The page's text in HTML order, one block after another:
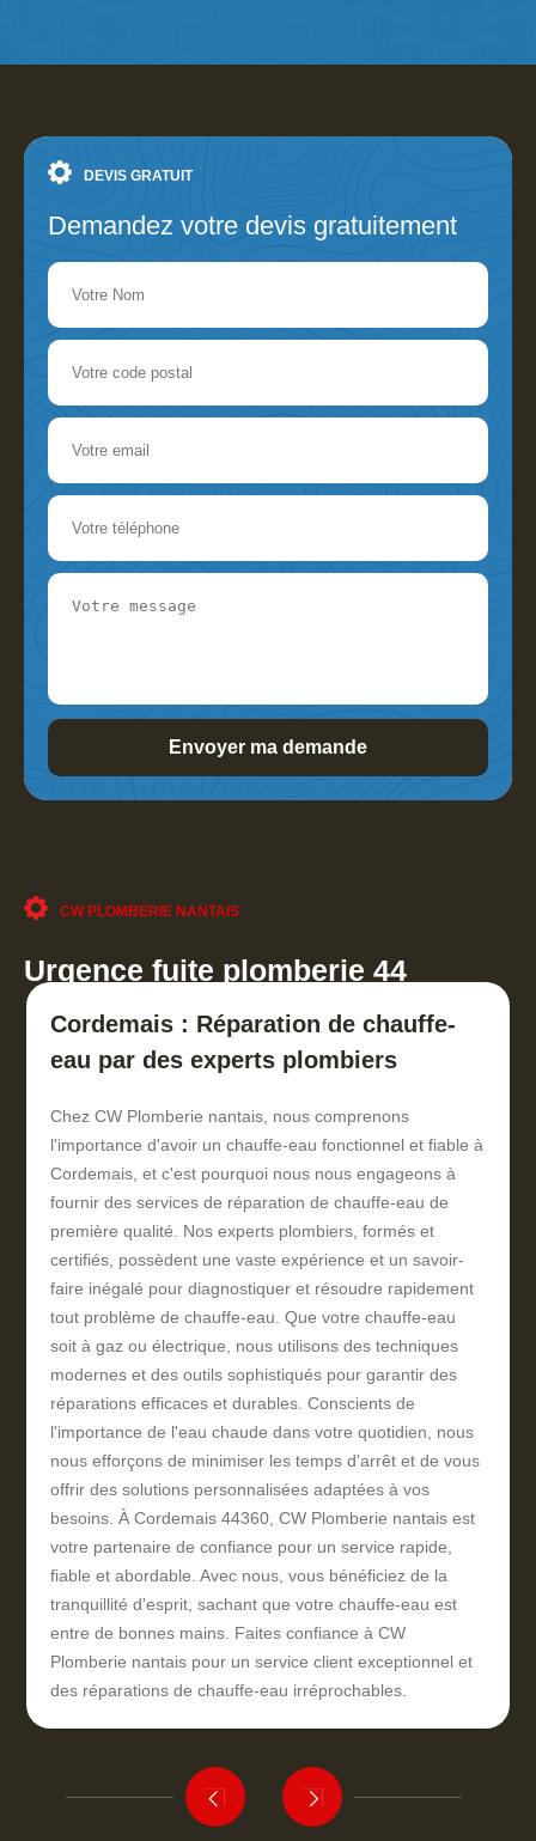
DEVIS GRATUIT
Demandez votre devis gratuitement
CW PLOMBERIE NANTAIS
Urgence fuite plomberie 44
Cordemais : Réparation de chauffe-
eau par des experts plombiers
Chez CW Plomberie nantais, nous comprenons
l'importance d'avoir un chauffe-eau fonctionnel et fiable à
Cordemais, et c'est pourquoi nous nous engageons à
fournir des services de réparation de chauffe-eau de
première qualité. Nos experts plombiers, formés et
certifiés, possèdent une vaste expérience et un savoir-
faire inégalé pour diagnostiquer et résoudre rapidement
tout problème de chauffe-eau. Que votre chauffe-eau
soit à gaz ou électrique, nous utilisons des techniques
modernes et des outils sophistiqués pour garantir des
réparations efficaces et durables. Conscients de
l'importance de l'eau chaude dans votre quotidien, nous
nous efforçons de minimiser les temps d'arrêt et de vous
offrir des solutions personnalisées adaptées à vos
besoins. À Cordemais 44360, CW Plomberie nantais est
votre partenaire de confiance pour un service rapide,
fiable et abordable. Avec nous, vous bénéficiez de la
tranquillité d'esprit, sachant que votre chauffe-eau est
entre de bonnes mains. Faites confiance à CW
Plomberie nantais pour un service client exceptionnel et
des réparations de chauffe-eau irréprochables.